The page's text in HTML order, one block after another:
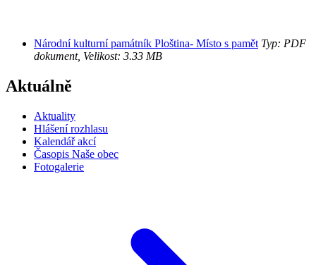
Národní kulturní památník Ploština- Místo s pamět Typ: PDF
dokument, Velikost: 3.33 MB
Aktuálně
Aktuality
Hlášení rozhlasu
Kalendář akcí
Časopis Naše obec
Fotogalerie